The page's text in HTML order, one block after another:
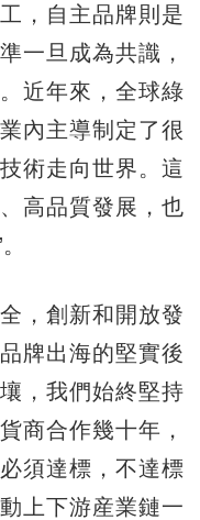
，自主品牌則是
一旦成為共識，
近年來，全球綠
內主導制定了很
術走向世界。這
高品質發展，也
，創新和開放發
牌出海的堅實後
，我們始終堅持
商合作幾十年，
須達標，不達標
上下游産業鏈一